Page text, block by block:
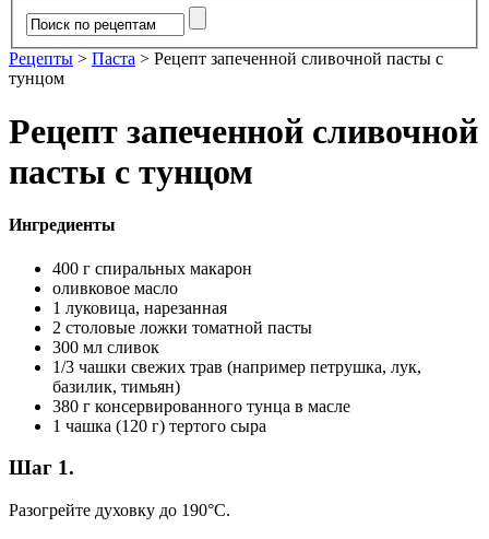
Рецепты > Паста > Рецепт запеченной сливочной пасты с
тунцом
Рецепт запеченной сливочной
пасты с тунцом
Ингредиенты
400 г спиральных макарон
оливковое масло
1 луковица, нарезанная
2 столовые ложки томатной пасты
300 мл сливок
1/3 чашки свежих трав (например петрушка, лук,
базилик, тимьян)
380 г консервированного тунца в масле
1 чашка (120 г) тертого сыра
Шаг 1.
Разогрейте духовку до 190°С.